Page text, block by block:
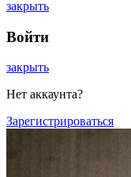
закрыть
Войти
закрыть
Нет аккаунта?
Зарегистрироваться